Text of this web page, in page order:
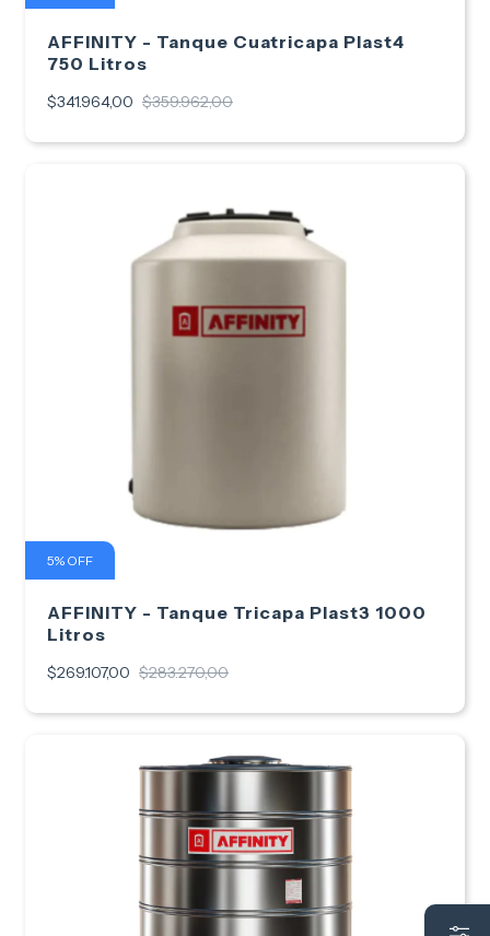
AFFINITY - Tanque Cuatricapa Plast4
750 Litros
$341.964,00 $359.962,00
5% OFF
AFFINITY - Tanque Tricapa Plast3 1000
Litros
$269.107,00 $283.270,00